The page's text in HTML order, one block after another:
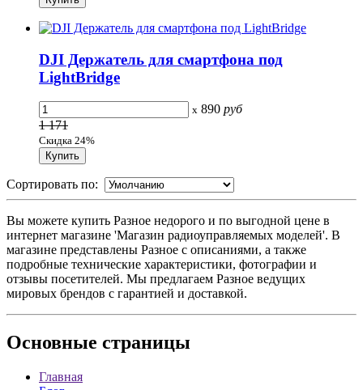
DJI Держатель для смартфона под
LightBridge
x 890 руб
1 171
Скидка 24%
Сортировать по:
Вы можете купить Разное недорого и по выгодной цене в
интернет магазине 'Магазин радиоуправляемых моделей'. В
магазине представлены Разное с описаниями, а также
подробные технические характеристики, фотографии и
отзывы посетителей. Мы предлагаем Разное ведущих
мировых брендов с гарантией и доставкой.
Основные страницы
Главная